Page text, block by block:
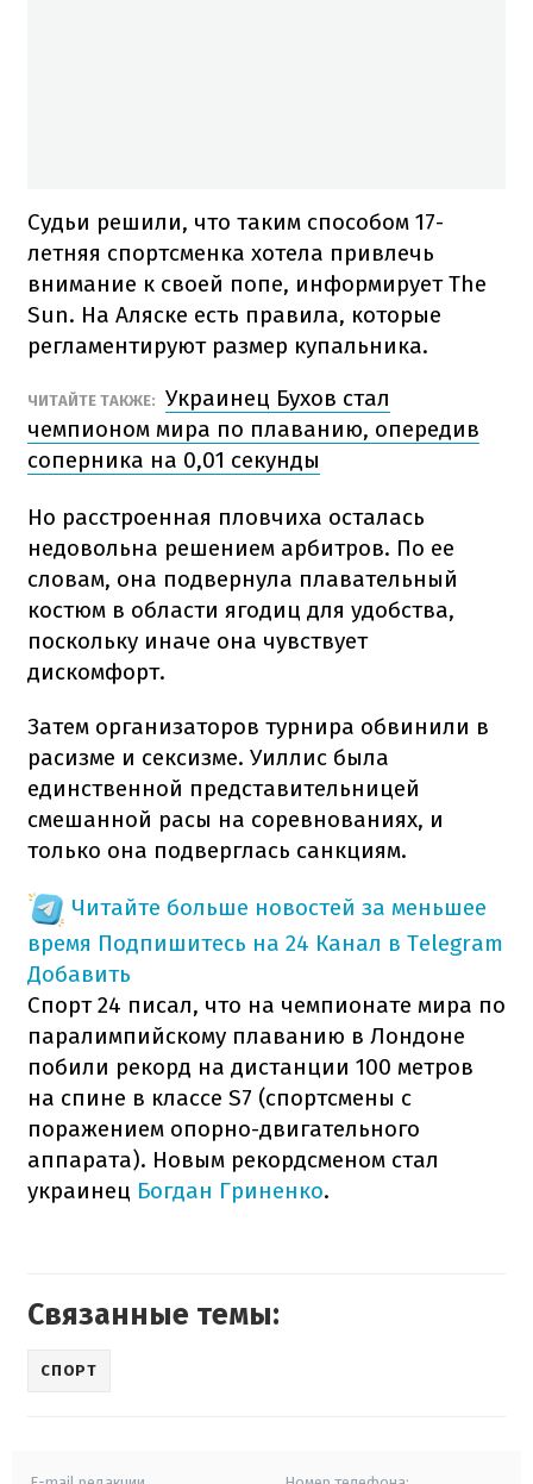
Судьи решили, что таким способом 17-
летняя спортсменка хотела привлечь
внимание к своей попе, информирует The
Sun. На Аляске есть правила, которые
регламентируют размер купальника.
ЧИТАЙТЕ ТАКЖЕ: Украинец Бухов стал
чемпионом мира по плаванию, опередив
соперника на 0,01 секунды
Но расстроенная пловчиха осталась
недовольна решением арбитров. По ее
словам, она подвернула плавательный
костюм в области ягодиц для удобства,
поскольку иначе она чувствует
дискомфорт.
Затем организаторов турнира обвинили в
расизме и сексизме. Уиллис была
единственной представительницей
смешанной расы на соревнованиях, и
только она подверглась санкциям.
Читайте больше новостей за меньшее
время Подпишитесь на 24 Канал в Telegram
Добавить
Спорт 24 писал, что на чемпионате мира по
паралимпийскому плаванию в Лондоне
побили рекорд на дистанции 100 метров
на спине в классе S7 (спортсмены с
поражением опорно-двигательного
аппарата). Новым рекордсменом стал
украинец Богдан Гриненко.
Связанные темы:
СПОРТ